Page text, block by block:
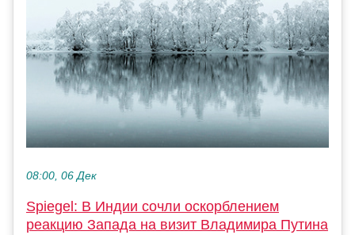
08:00, 06 Дек
Spiegel: В Индии сочли оскорблением
реакцию Запада на визит Владимира Путина